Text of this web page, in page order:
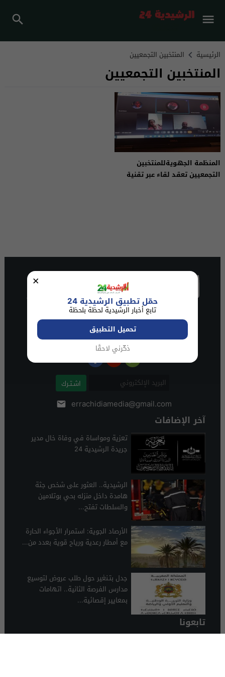
الرئيسية المنتخبين التجمعيين
المنتخبين التجمعيين
المنظمة الجهويةللمنتخبين
التجمعيين تعقد لقاء عبر تقنية
اشـتـرك
errachidiamedia@gmail.com
آخر الإضافات
تعزية ومواساة في وفاة خال مدير
جريدة الرشيدية 24
الرشيدية.. العثور على شخص جثة
هامدة داخل منزله بحي بوتلامين
والسلطات تفتح...
الأرصاد الجوية: استمرار الأجواء الحارة
مع أمطار رعدية ورياح قوية بعدد من...
جدل بتـنغير حول طلب عروض لتوسيع
مدارس الفرصة الثانية.. اتهامات
بمعايير إقصائية...
تابعونا
×
حمّل تطبيق الرشيدية 24
تابع أخبار الرشيدية لحظة بلحظة
تحميل التطبيق
ذكّرني لاحقًا